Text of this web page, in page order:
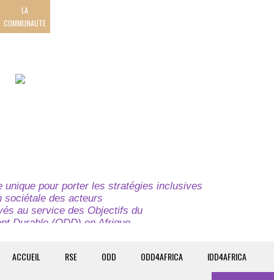
LA
COMMUNAUTE
unique pour porter les stratégies inclusives
sociétale des acteurs
au service des Objectifs du
Durable (ODD) en Afrique.
ACCUEIL RSE ODD ODD4AFRICA IDD4AFRICA